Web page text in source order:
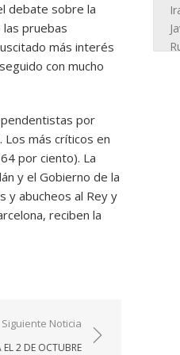
debate sobre la
pruebas
más interés
con mucho
por
más críticos en
por ciento). La
y el Gobierno de la
y abucheos al Rey y
reciben la
Siguiente Noticia
2 DE OCTUBRE